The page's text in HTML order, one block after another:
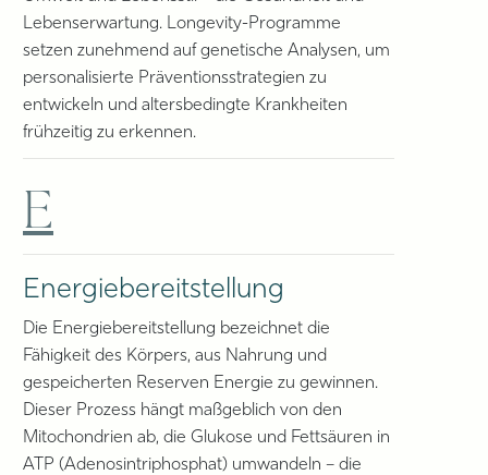
Lebenserwartung. Longevity-Programme
setzen zunehmend auf genetische Analysen, um
personalisierte Präventionsstrategien zu
entwickeln und altersbedingte Krankheiten
frühzeitig zu erkennen.
E
Energiebereitstellung
Die Energiebereitstellung bezeichnet die
Fähigkeit des Körpers, aus Nahrung und
gespeicherten Reserven Energie zu gewinnen.
Dieser Prozess hängt maßgeblich von den
Mitochondrien ab, die Glukose und Fettsäuren in
ATP (Adenosintriphosphat) umwandeln – die